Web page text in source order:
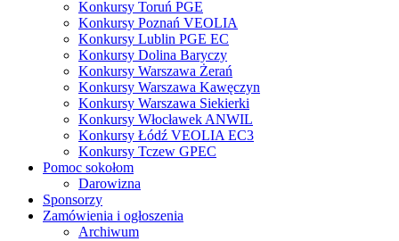
Konkursy Toruń PGE
Konkursy Poznań VEOLIA
Konkursy Lublin PGE EC
Konkursy Dolina Baryczy
Konkursy Warszawa Żerań
Konkursy Warszawa Kawęczyn
Konkursy Warszawa Siekierki
Konkursy Włocławek ANWIL
Konkursy Łódź VEOLIA EC3
Konkursy Tczew GPEC
Pomoc sokołom
Darowizna
Sponsorzy
Zamówienia i ogłoszenia
Archiwum